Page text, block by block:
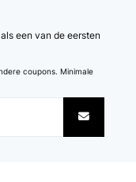
een van de eersten
coupons. Minimale